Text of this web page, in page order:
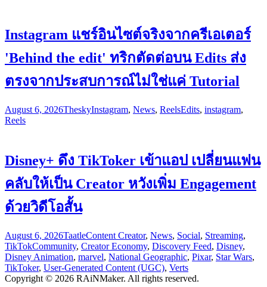
Instagram แชร์อินไซต์จริงจากครีเอเตอร์
'Behind the edit' ทริกตัดต่อบน Edits ส่ง
ตรงจากประสบการณ์ไม่ใช่แค่ Tutorial
August 6, 2026TheskyInstagram, News, ReelsEdits, instagram,
Reels
Disney+ ดึง TikToker เข้าแอป เปลี่ยนแฟน
คลับให้เป็น Creator หวังเพิ่ม Engagement
ด้วยวิดีโอสั้น
August 6, 2026TaatleContent Creator, News, Social, Streaming,
TikTokCommunity, Creator Economy, Discovery Feed, Disney,
Disney Animation, marvel, National Geographic, Pixar, Star Wars,
TikToker, User-Generated Content (UGC), Verts
Copyright © 2026 RAiNMaker. All rights reserved.